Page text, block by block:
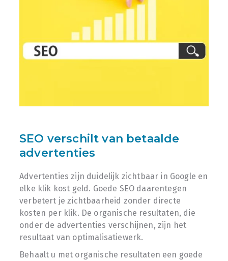
SEO verschilt van betaalde
advertenties
Advertenties zijn duidelijk zichtbaar in Google en
elke klik kost geld. Goede SEO daarentegen
verbetert je zichtbaarheid zonder directe
kosten per klik. De organische resultaten, die
onder de advertenties verschijnen, zijn het
resultaat van optimalisatiewerk.
Behaalt u met organische resultaten een goede